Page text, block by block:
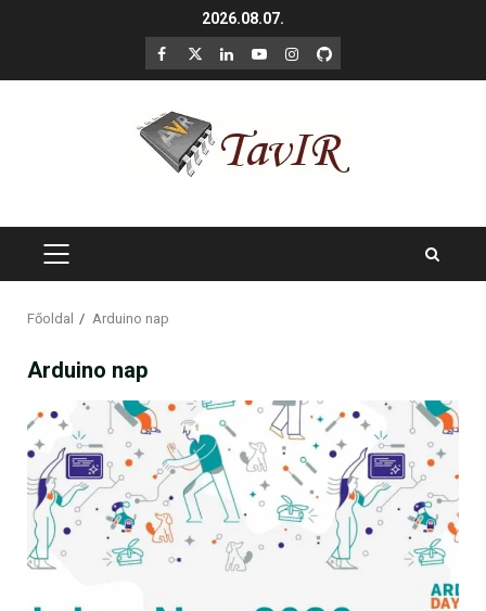
2026.08.07.
F X LinkedIn
YouTubeInstagram
GitHub
PRIMARY
Főoldal Arduino nap
Arduino nap